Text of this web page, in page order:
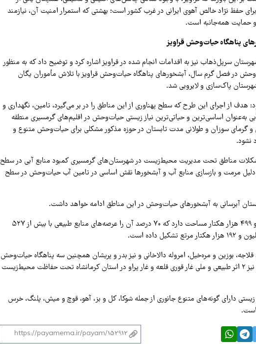
حفظ نژاد خالص آهوی ایرانی در غرب کشور است؛ بهشتی که استمرار امنیت آن، نیازمند
و حمایت همه‌جانبه است.
پناهگاه حیات‌وحش قراویز
سرپل‌ذهاب نیز به اقدامات انجام شده در قراویز اشاره کرد و توضیح داد که به منظور
در فصل گرم سال، آبشخورهای پناهگاه حیات‌وحش قراویز با تلاش مأموران یگان
پاک‌سازی و لایروبی شد.
هدف از اجرای این طرح که سطح پهناوری از این مناطق را در بر می‌گیرد، تامین، نگهداری و
آبی به‌عنوان اساسی‌ترین و حیاتی‌ترین نیاز زیستی حیات‌وحش در اقلیم‌های گرمسیری منطقه
و گرمای سوزان و طولانی مدت تابستان در حوزه مذکور مشکلی برای حیات‌وحش متنوع و
نشود.
مناطق تحت مدیریت محیط‌زیست در شهرستان‌های گرمسیری کمبود منابع آبی در سطح
مرمت و بازسازی منابع آب و آبشخورها نقش اساسی در تامین آب حیات‌وحش در سطح
آبرسانی به آبشخورهای حیات‌وحش در این مناطق ادامه خواهد داشت.
استان کرمانشاه ۲ میلیون و ۴۹۹ هزار هکتار مساحت دارد که ۷۰ درصد آن را عرصه‌های منابع طبیعی با بیش از ۵۲۷
داده است.
بوزین و مره‌خیل، امروله دالاخانی و نیز بدر و پریشان همچنین سه پناهگاه حیات‌وحش
ورمنجه، زله زرد و قراویز و نیز ۲ اثر طبیعی و ملی غار قوری قلعه و غار پراو در استان کرمانشاه تحت حفاظت محیط‌زیست
زیستی دارای گونه‌های متنوع جانوری از جمله شوکا، کل و بز، آهو، قوچ و میش، پلنگ، خرس
است.